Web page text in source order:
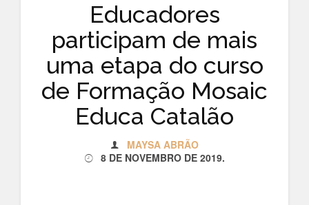
Educadores
participam de mais
uma etapa do curso
de Formação Mosaic
Educa Catalão
MAYSA ABRÃO
8 DE NOVEMBRO DE 2019.